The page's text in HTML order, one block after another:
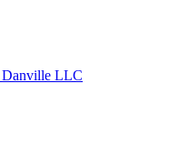
Danville LLC